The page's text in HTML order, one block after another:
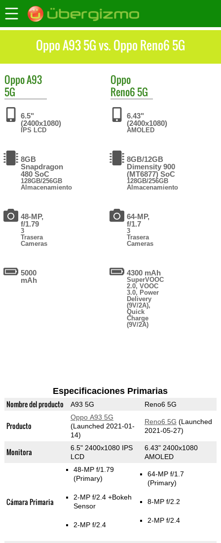
Oppo A93 5G vs. Oppo Reno6 5G
OppoA93
5G
6.5"
(2400x1080)
IPS LCD
8GB
Snapdragon
480 SoC
128GB/256GB
Almacenamiento
48-MP,
f/1.79
3
Trasera
Cameras
5000
mAh
Oppo
Reno6 5G
6.43"
(2400x1080)
AMOLED
8GB/12GB
Dimensity 900
(MT6877) SoC
128GB/256GB
Almacenamiento
64-MP,
f/1.7
3
Trasera
Cameras
4300 mAh
SuperVOOC
2.0, VOOC
3.0, Power
Delivery
(9V/2A),
Quick
Charge
(9V/2A)
Especificaciones Primarias
Nombre del producto A93 5G Reno6 5G
Producto
Oppo A93 5G
(Launched 2021-01-
14)
Reno6 5G (Launched
2021-05-27)
Monitora
6.5" 2400x1080 IPS
LCD
6.43" 2400x1080
AMOLED
Cámara Primaria
48-MP f/1.79
(Primary)
2-MP f/2.4 +Bokeh
Sensor
2-MP f/2.4
64-MP f/1.7
(Primary)
8-MP f/2.2
2-MP f/2.4